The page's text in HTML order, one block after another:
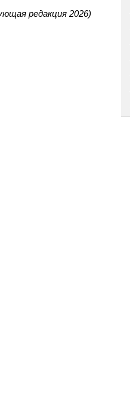
редакция 2026)